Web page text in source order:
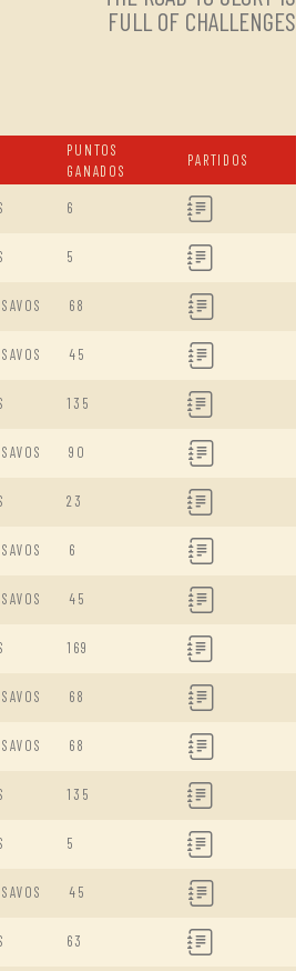
FULL OF CHALLENGES
PUNTOS
GANADOS
PARTIDOS
6
5
68
45
135
90
23
6
45
169
68
68
135
5
45
63